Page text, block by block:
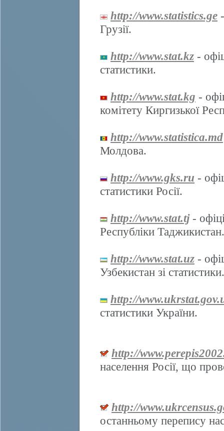
http://www.statistics.ge
Грузії.
http://www.stat.kz -
статистики.
http://www.stat.kg -
комітету Киргизької
http://www.statistica.md
Молдова.
http://www.gks.ru -
статистики Росії.
http://www.stat.tj-
Республіки Таджикистан.
http://www.stat.uz -
Узбекистан зі статистики.
http://
статистики України.
http://
населення Росії, що
http://
останньому перепису